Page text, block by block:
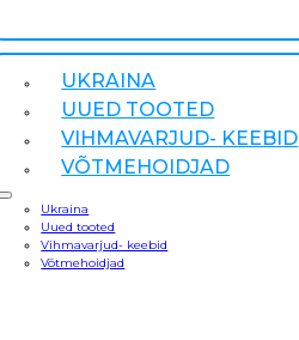
UKRAINA
UUED TOOTED
VIHMAVARJUD- KEEBID
VÕTMEHOIDJAD
Ukraina
Uued tooted
Vihmavarjud- keebid
Võtmehoidjad